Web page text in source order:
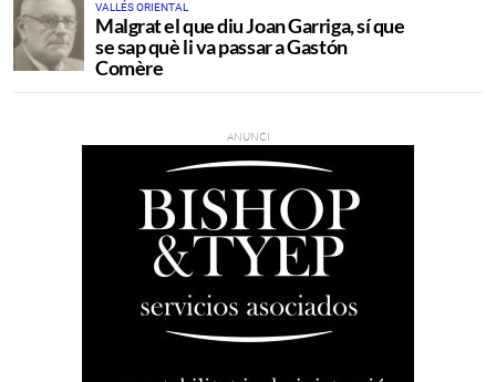
VALLÉS ORIENTAL
Malgrat el que diu Joan Garriga, sí que
se sap què li va passar a Gastón
Comère